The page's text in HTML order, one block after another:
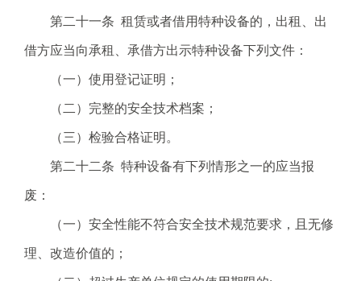
第二十一条 租赁或者借用特种设备的，出租、出
借方应当向承租、承借方出示特种设备下列文件：
（一）使用登记证明；
（二）完整的安全技术档案；
（三）检验合格证明。
第二十二条 特种设备有下列情形之一的应当报
废：
（一）安全性能不符合安全技术规范要求，且无修
理、改造价值的；